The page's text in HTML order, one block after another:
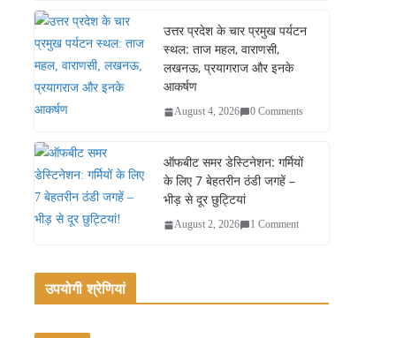
उत्तर प्रदेश के चार प्रमुख पर्यटन
स्थल: ताज महल, वाराणसी,
लखनऊ, प्रयागराज और इनके
आकर्षण
August 4, 2026 0 Comments
ऑफबीट समर डेस्टिनेशन: गर्मियों
के लिए 7 बेहतरीन ठंडी जगहें –
भीड़ से दूर छुट्टियां
August 2, 2026 1 Comment
उपयोगी श्रेणियां